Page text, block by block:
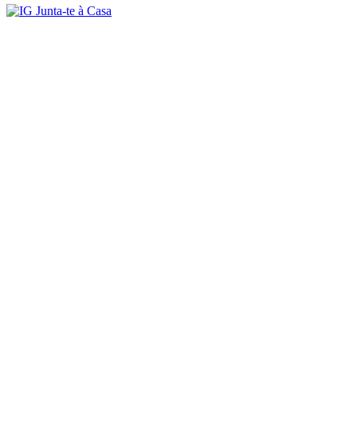
Junta-te à Casa